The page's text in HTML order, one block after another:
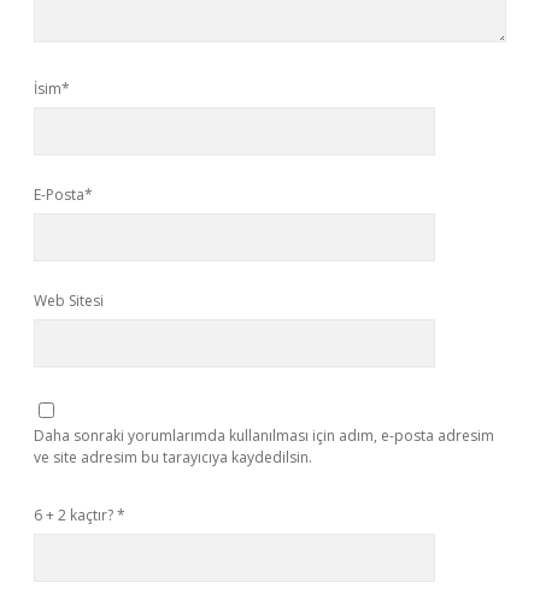
İsim*
E-Posta*
Web Sitesi
Daha sonraki yorumlarımda kullanılması için adım, e-posta adresim
ve site adresim bu tarayıcıya kaydedilsin.
6 + 2 kaçtır?*